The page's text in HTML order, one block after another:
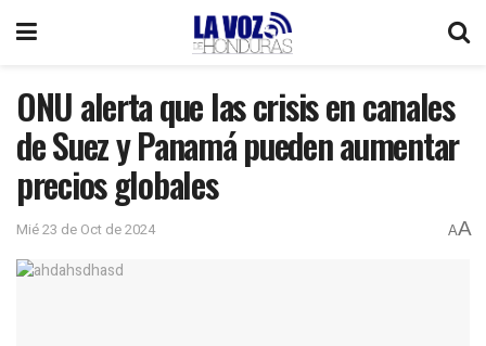
ONU alerta que las crisis en canales
de Suez y Panamá pueden aumentar
precios globales
Mié 23 de Oct de 2024 AA